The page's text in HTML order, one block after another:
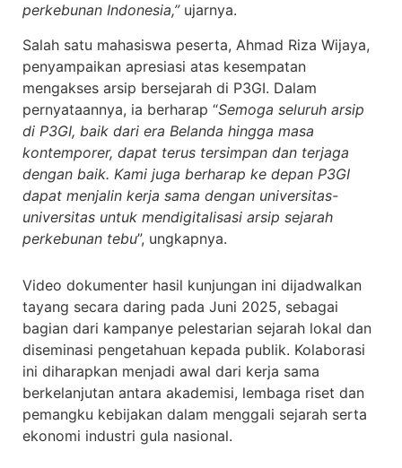
perkebunan Indonesia,”ujarnya.
Salah satu mahasiswa peserta, Ahmad Riza Wijaya,
penyampaikan apresiasi atas kesempatan
mengakses arsip bersejarah di P3GI. Dalam
pernyataannya, ia berharap “Semoga seluruh arsip
di P3GI, baik dari era Belanda hingga masa
kontemporer, dapat terus tersimpan dan terjaga
dengan baik. Kami juga berharap ke depan P3GI
dapat menjalin kerja sama dengan universitas-
universitas untuk mendigitalisasi arsip sejarah
perkebunan tebu”, ungkapnya.
Video dokumenter hasil kunjungan ini dijadwalkan
tayang secara daring pada Juni 2025, sebagai
bagian dari kampanye pelestarian sejarah lokal dan
diseminasi pengetahuan kepada publik. Kolaborasi
ini diharapkan menjadi awal dari kerja sama
berkelanjutan antara akademisi, lembaga riset dan
pemangku kebijakan dalam menggali sejarah serta
ekonomi industri gula nasional.